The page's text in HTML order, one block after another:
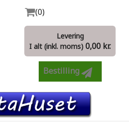
(0)
Levering
I alt (inkl. moms) 0,00 kr.
Bestilling